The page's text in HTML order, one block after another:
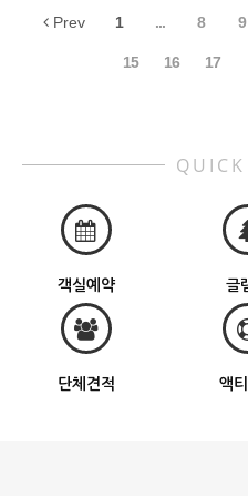
Prev 1 ... 8 9
15 16 17
객실예약 글
단체견적 액